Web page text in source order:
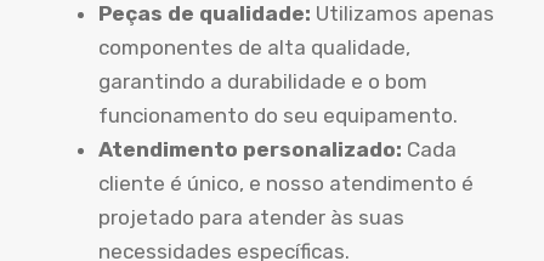
Peças de qualidade: Utilizamos apenas
componentes de alta qualidade,
garantindo a durabilidade e o bom
funcionamento do seu equipamento.
Atendimento personalizado: Cada
cliente é único, e nosso atendimento é
projetado para atender às suas
necessidades específicas.